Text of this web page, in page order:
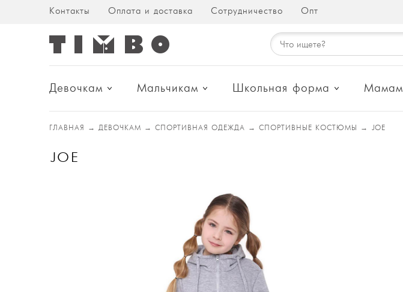
Контакты Оплата и доставка Сотрудничество Опт
Девочкам Мальчикам Школьная форма Мамам
ГЛАВНАЯ → ДЕВОЧКАМ → СПОРТИВНАЯ ОДЕЖДА → СПОРТИВНЫЕ КОСТЮМЫ → JOE
JOE